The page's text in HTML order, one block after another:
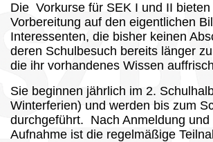
Die Vorkurse für SEK I und II
Vorbereitung auf den eigentlichen
Interessenten, die bisher keinen
deren Schulbesuch bereits länger
die ihr vorhandenes Wissen
Sie beginnen jährlich im 2.
Winterferien) und werden bis zum
durchgeführt. Nach Anmeldung und
Aufnahme ist die regelmäßige